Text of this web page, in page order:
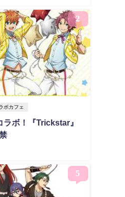
2
ボカフェ
ボ！『Trickstar』
5